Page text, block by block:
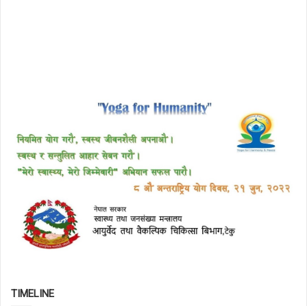
TIMELINE